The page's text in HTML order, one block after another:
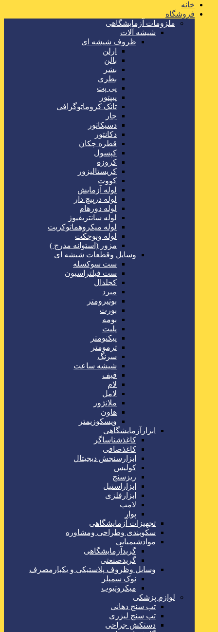
خانه
فروشگاه
ملزومات آزمایشگاهی
شیشه آلات
ظروف شیشه ای
ارلن
بالن
بشر
بطری
پی پت
پیپتور
تانک کروماتوگرافی
جار
دسیکاتور
دکانتور
قطره چکان
کپسول
کروزه
کریستالیزور
کووت
لوله آزمایش
لوله درپیچ دار
لوله دورهام
لوله سانتریفیوژ
لوله میکروهماتوکریت
لوله ونوجکت
مزور (استوانه مدرج )
وسایل وقطعات شیشه ای
ست سوکسله
ست فیلتراسیون
کجلدال
مبرد
بوتیرومتر
بورت
بومه
پلیت
پیکنومتر
ترمومتر
سرنگ
شیشه ساعت
قیف
لام
لامل
ملانژور
هاون
ویسکوزیمتر
ابزارآزمایشگاهی
کاغذشناساگر
کاغذصافی
ابزارسنجش دیجیتال
کولیس
ریزسنج
ابزاراستیل
ابزارفلزی
لامپ
پوار
تجهیزات آزمایشگاهی
سکوبندی وطراحی ومشاوره
موادشیمیایی
گریدآزمایشگاهی
گریدصنعتی
وسایل وظروف پلاستیکی و یکبارمصرف
نوک سمپلر
میکروتیوب
لوازم پزشکی
تب سنج دهانی
تب سنج لیزری
دستکش جراحی